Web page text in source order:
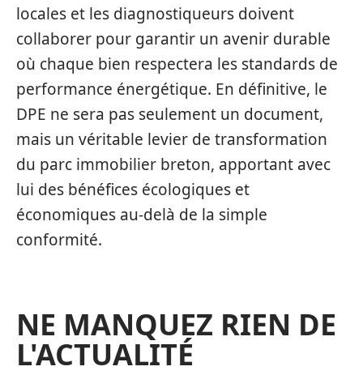
locales et les diagnostiqueurs doivent
collaborer pour garantir un avenir durable
où chaque bien respectera les standards de
performance énergétique. En définitive, le
DPE ne sera pas seulement un document,
mais un véritable levier de transformation
du parc immobilier breton, apportant avec
lui des bénéfices écologiques et
économiques au-delà de la simple
conformité.
NE MANQUEZ RIEN DE
L'ACTUALITÉ